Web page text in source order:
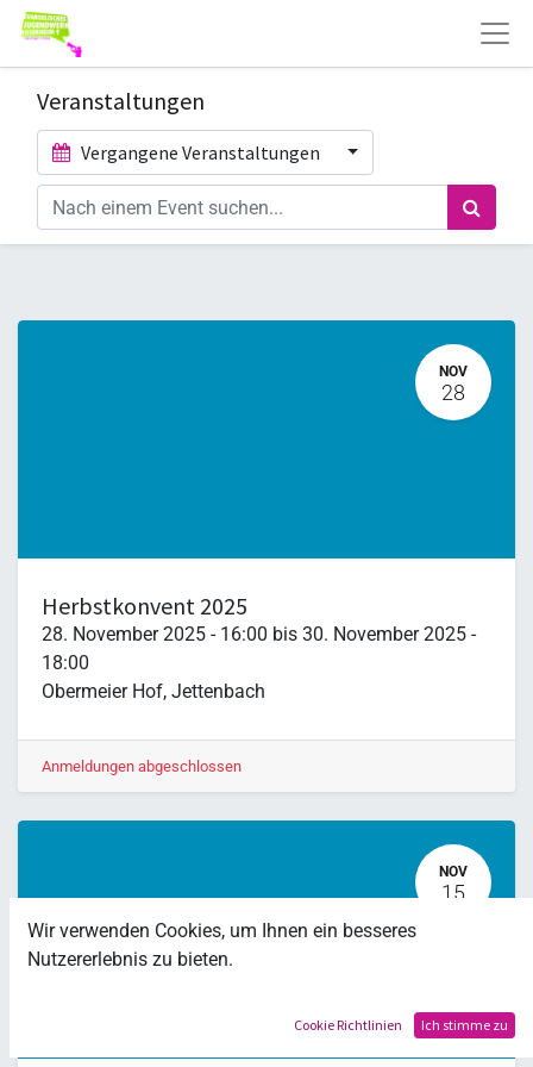
Veranstaltungen
Vergangene Veranstaltungen
NOV
28
Herbstkonvent 2025
28. November 2025 - 16:00 bis 30. November 2025 -
18:00
Obermeier Hof, Jettenbach
Anmeldungen abgeschlossen
NOV
15
Wir verwenden Cookies, um Ihnen ein besseres
Nutzererlebnis zu bieten.
Cookie Richtlinien Ich stimme zu